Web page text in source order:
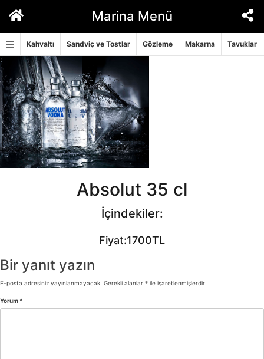
Marina Menü
Kahvaltı Sandviç ve Tostlar Gözleme Makarna Tavuklar
Absolut 35 cl
İçindekiler:
Fiyat:1700TL
Bir yanıt yazın
E-posta adresiniz yayınlanmayacak. Gerekli alanlar * ile işaretlenmişlerdir
Yorum *